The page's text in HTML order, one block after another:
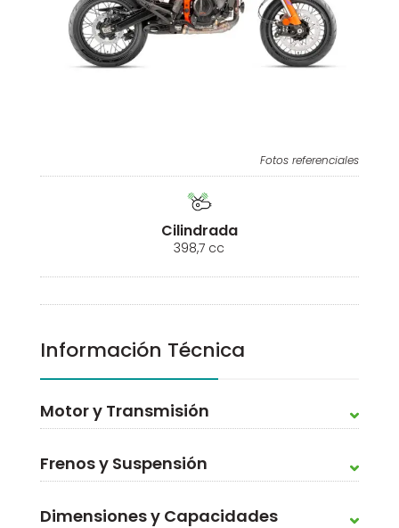
Fotos referenciales
Cilindrada
398,7 cc
Información Técnica
Motor y Transmisión
Frenos y Suspensión
Dimensiones y Capacidades